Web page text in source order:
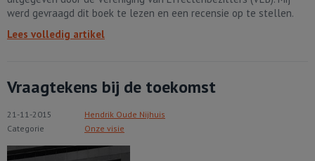
werd gevraagd dit boek te lezen en een recensie op te stellen.
Lees volledig artikel
Vraagtekens bij de toekomst
21-11-2015
Hendrik Oude Nijhuis
Categorie
Onze visie